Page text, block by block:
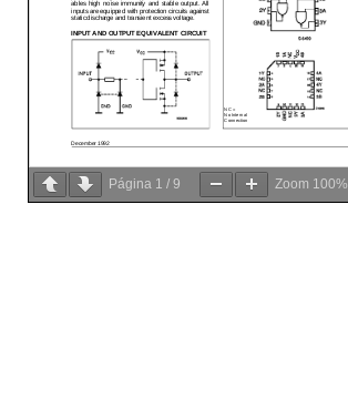
Página 1 / 9 Zoom 100%